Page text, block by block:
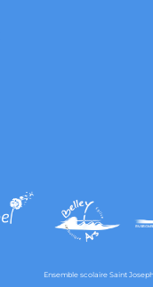
Ensemble scolaire Saint